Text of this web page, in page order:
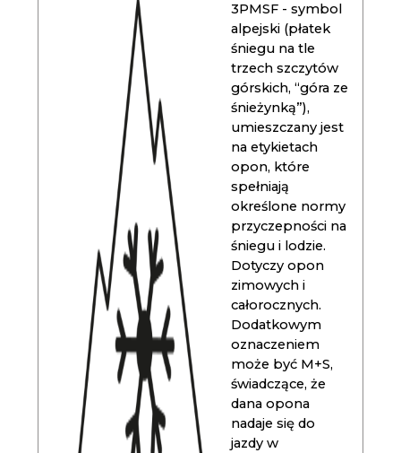
3PMSF - symbol
alpejski (płatek
śniegu na tle
trzech szczytów
górskich, “góra ze
śnieżynką”),
umieszczany jest
na etykietach
opon, które
spełniają
określone normy
przyczepności na
śniegu i lodzie.
Dotyczy opon
zimowych i
całorocznych.
Dodatkowym
oznaczeniem
może być M+S,
świadczące, że
dana opona
nadaje się do
jazdy w